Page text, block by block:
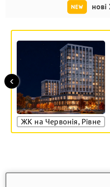
ЖК на Червонія, Рівне
‹